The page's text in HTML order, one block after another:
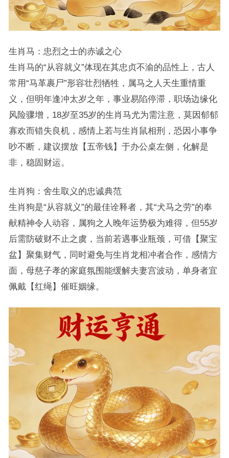
生肖马：忠烈之士的赤诚之心
生肖马的“从容就义”体现在其忠贞不渝的品性上，古人
常用“马革裹尸”形容壮烈牺牲，属马之人天生重情重
义，但明年逢冲太岁之年，事业易陷停滞，职场边缘化
风险骤增，18岁至35岁的生肖马尤为需注意，莫因郁郁
寡欢而错失良机，感情上若与生肖鼠相刑，恐因小事争
吵不断，建议摆放【五帝钱】于办公桌左侧，化解是
非，稳固财运。
生肖狗：舍生取义的忠诚典范
生肖狗是“从容就义”的最佳诠释者，其“犬马之劳”的奉
献精神令人动容，属狗之人晚年运势极为难得，但55岁
后需防破财不止之虞，当前若遇事业瓶颈，可借【聚宝
盆】聚集财气，同时避免与生肖龙相冲者合作，感情方
面，母慈子孝的家庭氛围能缓解夫妻宫波动，单身者宜
佩戴【红绳】催旺姻缘。